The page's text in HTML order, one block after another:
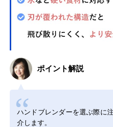
ポイント解説
ハンドブレンダーを選ぶ際に
介します。